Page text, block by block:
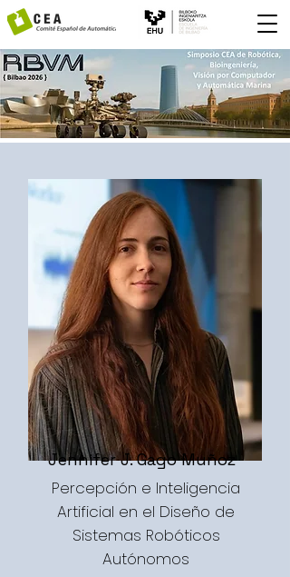
Jennifer J. Gago Muñoz
Percepción e Inteligencia
Artificial en el Diseño de
Sistemas Robóticos
Autónomos